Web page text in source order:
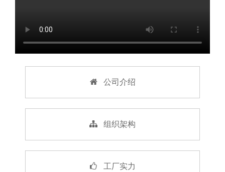
公司介绍
组织架构
工厂实力